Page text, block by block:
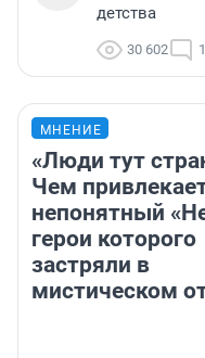
детства
30 602
МНЕНИЕ
«Люди тут
Чем
непонятный
герои которого
застряли в
мистическом